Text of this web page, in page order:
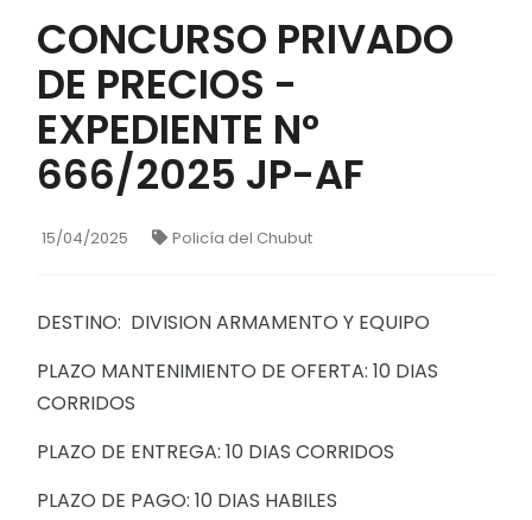
CONCURSO PRIVADO
DE PRECIOS -
EXPEDIENTE N°
666/2025 JP-AF
15/04/2025 Policía del Chubut
DESTINO: DIVISION ARMAMENTO Y EQUIPO
PLAZO MANTENIMIENTO DE OFERTA: 10 DIAS
CORRIDOS
PLAZO DE ENTREGA: 10 DIAS CORRIDOS
PLAZO DE PAGO: 10 DIAS HABILES